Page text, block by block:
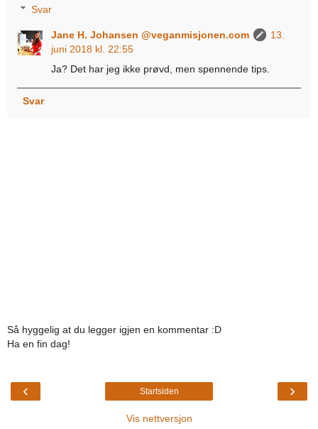
Svar
Jane H. Johansen @veganmisjonen.com
13.
juni 2018 kl. 22:55
Ja? Det har jeg ikke prøvd, men spennende tips.
Svar
Så hyggelig at du legger igjen en kommentar :D
Ha en fin dag!
‹ ›
Startsiden
Vis nettversjon